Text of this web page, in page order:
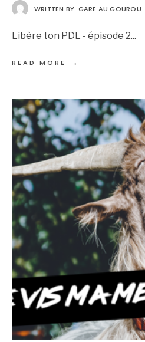
WRITTEN BY: GARE AU GOUROU
Libère ton PDL - épisode 2...
READ MORE →